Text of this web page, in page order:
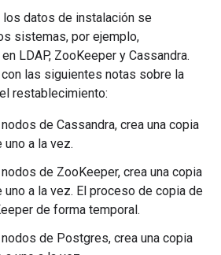
datos de instalación se
sistemas, por ejemplo,
LDAP, ZooKeeper y Cassandra.
las siguientes notas sobre la
restablecimiento:
de Cassandra, crea una copia
a la vez.
de ZooKeeper, crea una copia
a la vez. El proceso de copia de
de forma temporal.
de Postgres, crea una copia